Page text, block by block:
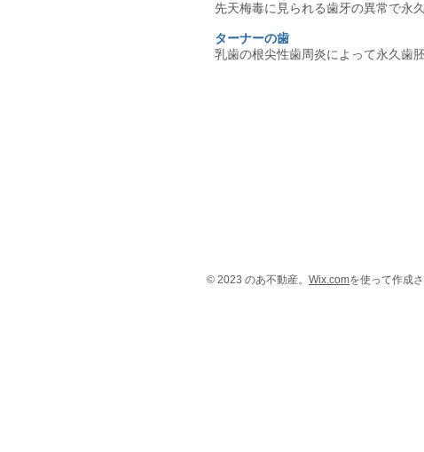
先天梅毒に見られる歯牙の異常で永
ターナーの歯
乳歯の根尖性歯周炎によって永久歯
© 2023 のあ不動産。 Wix.comを使って作成